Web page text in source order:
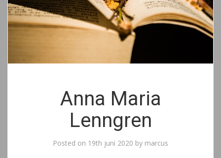
Anna Maria
Lenngren
Posted on 19th juni 2020 by marcus